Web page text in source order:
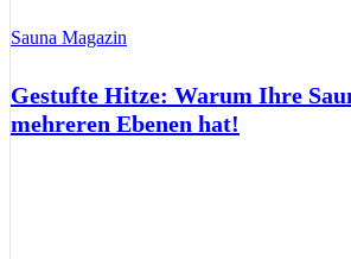
Sauna Magazin
Gestufte Hitze: Warum Ihre
mehreren Ebenen hat!